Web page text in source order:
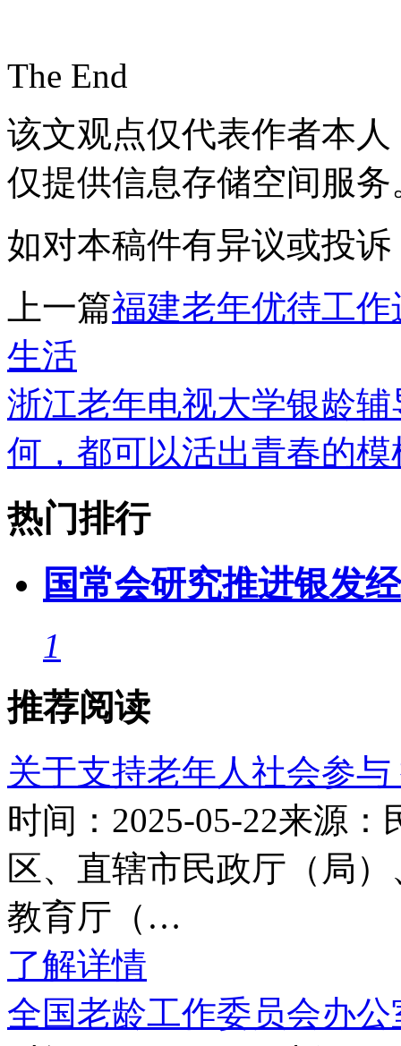
The End
该文观点仅代表作者本
仅提供信息存储空间服务
如对本稿件有异议或投诉
上一篇福建老年优待工
生活
浙江老年电视大学银龄
何，都可以活出青春的模
热门排行
国常会研究推进银发
1
推荐阅读
关于支持老年人社会参
时间：2025-05-22来源
区、直辖市民政厅（局
教育厅（…
了解详情
全国老龄工作委员会办